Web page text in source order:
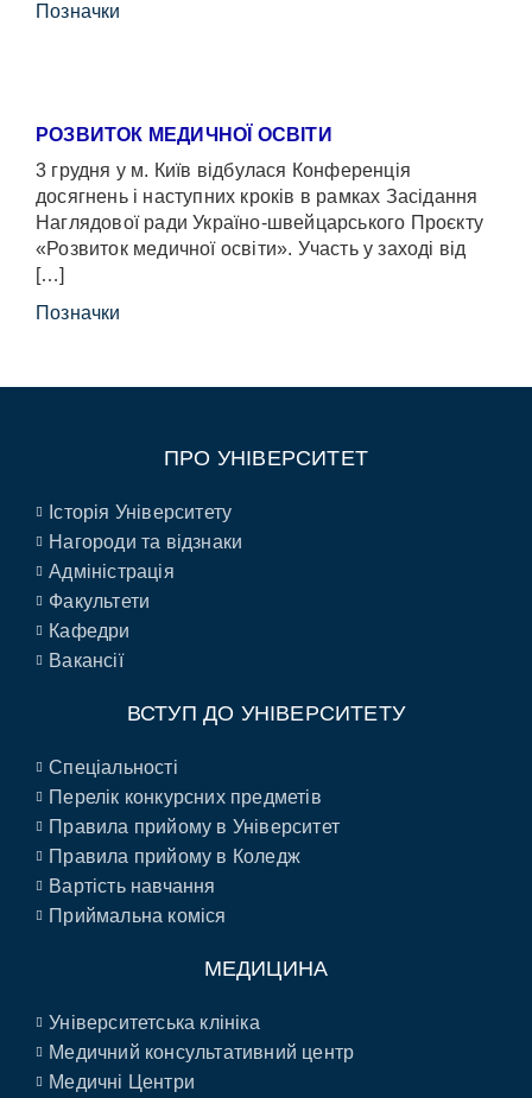
Позначки
РОЗВИТОК МЕДИЧНОЇ ОСВІТИ
3 грудня у м. Київ відбулася Конференція
досягнень і наступних кроків в рамках Засідання
Наглядової ради Україно-швейцарського Проєкту
«Розвиток медичної освіти». Участь у заході від
[…]
Позначки
ПРО УНІВЕРСИТЕТ
Історія Університету
Нагороди та відзнаки
Адміністрація
Факультети
Кафедри
Вакансії
ВСТУП ДО УНІВЕРСИТЕТУ
Спеціальності
Перелік конкурсних предметів
Правила прийому в Університет
Правила прийому в Коледж
Вартість навчання
Приймальна коміся
МЕДИЦИНА
Університетська клініка
Медичний консультативний центр
Медичні Центри